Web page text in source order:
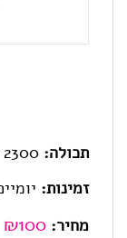
תכולה:2300 עמוד
זמינות:יומיים
מחיר:
₪100